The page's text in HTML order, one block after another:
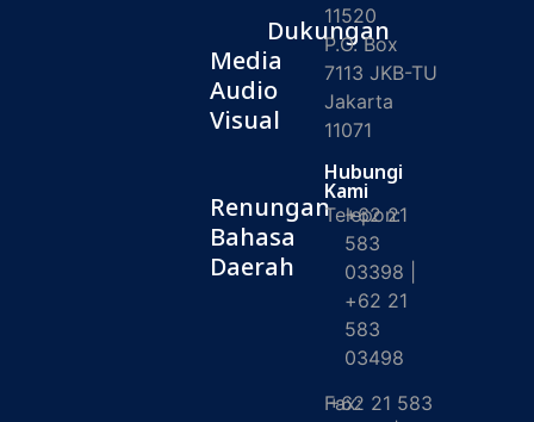
Media
Audio
Visual
Renungan
Bahasa
Daerah
Dukungan
11520
P.O. Box
7113 JKB-TU
Jakarta
11071
Hubungi
Kami
Telepon:
+62 21
583
03398 |
+62 21
583
03498
Fax:
+62 21 583